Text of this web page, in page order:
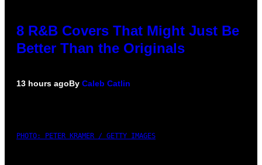
8 R&B Covers That Might Just Be
Better Than the Originals
13 hours agoBy Caleb Catlin
PHOTO: PETER KRAMER / GETTY IMAGES